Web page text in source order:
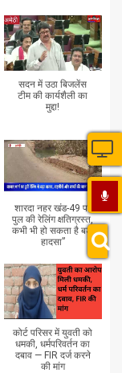
सदन में उठा बिजलेंस
टीम की कार्यशैली का
मुद्दा!
शारदा नहर खंड-49 पर
पुल की रेलिंग क्षतिग्रस्त,
कभी भी हो सकता है बड़ा
हादसा”
कोर्ट परिसर में युवती को
धमकी, धर्मपरिवर्तन का
दबाव — FIR दर्ज करने
की मांग